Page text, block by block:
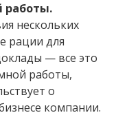
работы.
нескольких
рации для
— все это
работы,
о
компании.